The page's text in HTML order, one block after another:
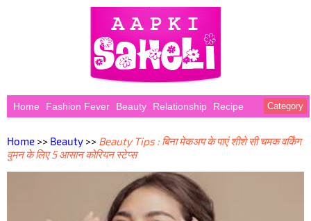
Home Fashion Fever Beauty Relationship Recipe Category
Home >> Beauty >> Beauty Tips : बिना मेकअप के पाएं शीशे सी चमक वर्किंग
वुमन के लिए 5 आसान कोरियन स्टेप्स